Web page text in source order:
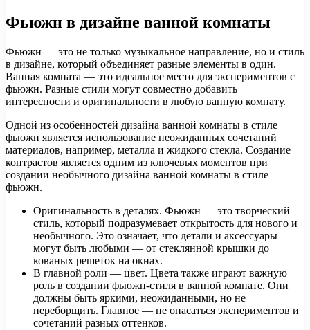
Фьюжн в дизайне ванной комнаты
Фьюжн — это не только музыкальное направление, но и стиль
в дизайне, который объединяет разные элементы в один.
Ванная комната — это идеальное место для экспериментов с
фьюжн. Разные стили могут совместно добавить
интересности и оригинальности в любую ванную комнату.
Одной из особенностей дизайна ванной комнаты в стиле
фьюжн является использование неожиданных сочетаний
материалов, например, металла и жидкого стекла. Создание
контрастов является одним из ключевых моментов при
создании необычного дизайна ванной комнаты в стиле
фьюжн.
Оригинальность в деталях. Фьюжн — это творческий
стиль, который подразумевает открытость для нового и
необычного. Это означает, что детали и аксессуары
могут быть любыми — от стеклянной крышки до
кованых решеток на окнах.
В главной роли — цвет. Цвета также играют важную
роль в создании фьюжн-стиля в ванной комнате. Они
должны быть яркими, неожиданными, но не
переборщить. Главное — не опасаться экспериментов и
сочетаний разных оттенков.